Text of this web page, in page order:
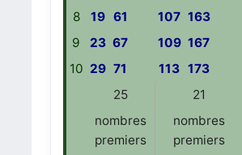
8
19 61 107 163
9
23 67 109 167
10 29 71 113 173
25
21
nombres
premiers
nombres
premiers